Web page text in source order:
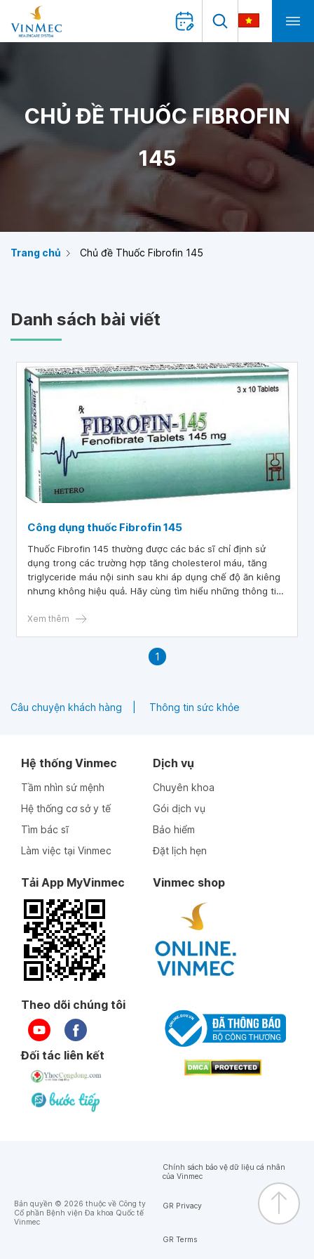
CHỦ ĐỀ THUỐC FIBROFIN
145
Trang chủ Chủ đề Thuốc Fibrofin 145
Danh sách bài viết
Công dụng thuốc Fibrofin 145
Thuốc Fibrofin 145 thường được các bác sĩ chỉ định sử
dụng trong các trường hợp tăng cholesterol máu, tăng
triglyceride máu nội sinh sau khi áp dụng chế độ ăn kiêng
nhưng không hiệu quả. Hãy cùng tìm hiểu những thông tin
đây.
Xem thêm
1
Câu chuyện khách hàng Thông tin sức khỏe
Hệ thống Vinmec
Tầm nhìn sứ mệnh
Hệ thống cơ sở y tế
Tìm bác sĩ
Làm việc tại Vinmec
Dịch vụ
Chuyên khoa
Gói dịch vụ
Bảo hiểm
Đặt lịch hẹn
Tải App MyVinmec Vinmec shop
Theo dõi chúng tôi
Đối tác liên kết
Bản quyền © 2026 thuộc về Công ty
Cổ phần Bệnh viện Đa khoa Quốc tế
Vinmec
Chính sách bảo vệ dữ liệu cá nhân
của Vinmec
GR Privacy
GR Terms